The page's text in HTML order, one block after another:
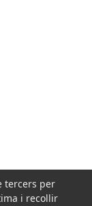
tercers per
i recollir